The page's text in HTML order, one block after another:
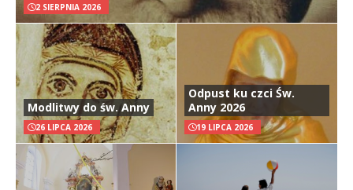
2 SIERPNIA 2026
Modlitwy do św. Anny
26 LIPCA 2026
Odpust ku czci Św.
Anny 2026
19 LIPCA 2026